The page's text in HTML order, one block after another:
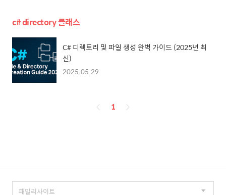
c# directory 클래스
C# 디렉토리 및 파일 생성 완벽 가이드 (2025년 최
신)
2025.05.29
페
1